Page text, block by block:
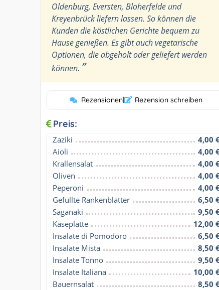
Oldenburg, Eversten, Bloherfelde und
Kreyenbrück liefern lassen. So können die
Kunden die köstlichen Gerichte bequem zu
Hause genießen. Es gibt auch vegetarische
Optionen, die abgeholt oder geliefert werden
können. ”
Rezensionen| Rezension schreiben
Preis:
Zaziki
4,00
Aioli
4,00
Krallensalat
4,00
Oliven
4,00
Peperoni
4,00
Gefüllte Rankenblätter
6,50
Saganaki
9,50
Käseplatte
12,00
Insalate di Pomodoro
6,50
Insalate Mista
8,50
Insalate Tonno
9,50
Insalate Italiana
10,00
Bauernsalat
8,50